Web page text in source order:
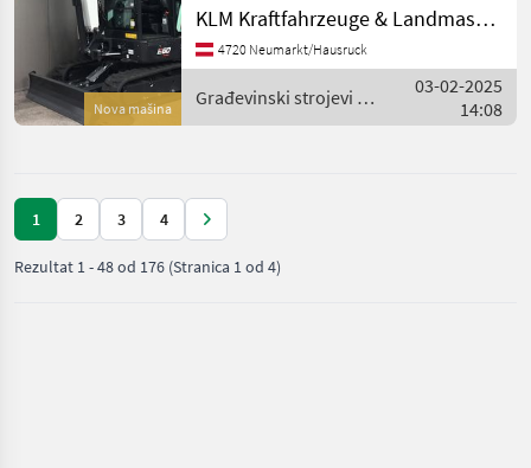
Nova mašina
Gummiraupen 5-Zoll-
Display Automatische
Drehzahlregelung
Verstellbare doppelt
KLM Kraftfahrzeuge & Landmaschinen GmbH
4720 Neumarkt/Hausruck
Građevinski strojevi /
Bobcat
03-02-2025
14:08
1 2 3 4
Rezultat 1-48od 176 (Stranica 1 od 4)